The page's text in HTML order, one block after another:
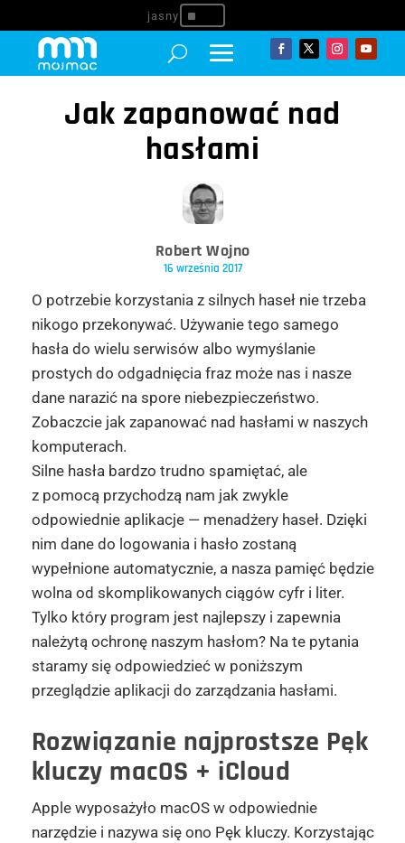
^
Jak zapanować nad
hasłami
Robert Wojno
16 września 2017
O potrzebie korzystania z silnych haseł nie trzeba
nikogo przekonywać. Używanie tego samego
hasła do wielu serwisów albo wymyślanie
prostych do odgadnięcia fraz może nas i nasze
dane narazić na spore niebezpieczeństwo.
Zobaczcie jak zapanować nad hasłami w naszych
komputerach.
Silne hasła bardzo trudno spamiętać, ale
z pomocą przychodzą nam jak zwykle
odpowiednie aplikacje — menadżery haseł. Dzięki
nim dane do logowania i hasło zostaną
wypełnione automatycznie, a nasza pamięć będzie
wolna od skomplikowanych ciągów cyfr i liter.
Tylko który program jest najlepszy i zapewnia
należytą ochronę naszym hasłom? Na te pytania
staramy się odpowiedzieć w poniższym
przeglądzie aplikacji do zarządzania hasłami.
Rozwiązanie najprostsze Pęk
kluczy macOS + iCloud
Apple wyposażyło macOS w odpowiednie
narzędzie i nazywa się ono Pęk kluczy. Korzystając